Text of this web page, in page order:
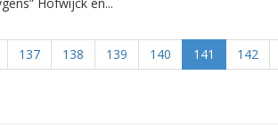
137 138 139 140 141 142